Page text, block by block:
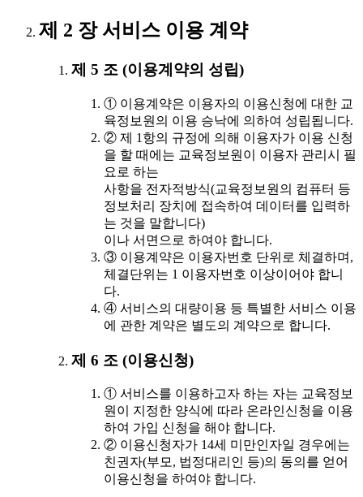
제 2 장 서비스 이용 계약
제 5 조 (이용계약의 성립)
① 이용계약은 이용자의 이용신청에 대한 교
육정보원의 이용 승낙에 의하여 성립됩니다.
② 제 1항의 규정에 의해 이용자가 이용 신청
을 할 때에는 교육정보원이 이용자 관리시 필
요로 하는
사항을 전자적방식(교육정보원의 컴퓨터 등
정보처리 장치에 접속하여 데이터를 입력하
는 것을 말합니다)
이나 서면으로 하여야 합니다.
③ 이용계약은 이용자번호 단위로 체결하며,
체결단위는 1 이용자번호 이상이어야 합니
다.
④ 서비스의 대량이용 등 특별한 서비스 이용
에 관한 계약은 별도의 계약으로 합니다.
제 6 조 (이용신청)
① 서비스를 이용하고자 하는 자는 교육정보
원이 지정한 양식에 따라 온라인신청을 이용
하여 가입 신청을 해야 합니다.
② 이용신청자가 14세 미만인자일 경우에는
친권자(부모, 법정대리인 등)의 동의를 얻어
이용신청을 하여야 합니다.